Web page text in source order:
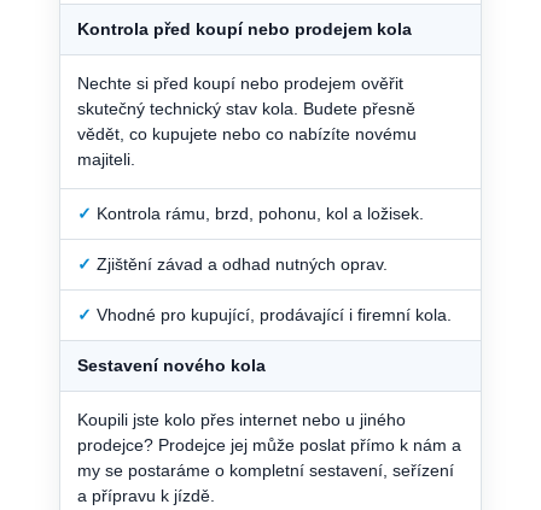
Kontrola před koupí nebo prodejem kola
Nechte si před koupí nebo prodejem ověřit
skutečný technický stav kola. Budete přesně
vědět, co kupujete nebo co nabízíte novému
majiteli.
✓ Kontrola rámu, brzd, pohonu, kol a ložisek.
✓ Zjištění závad a odhad nutných oprav.
✓ Vhodné pro kupující, prodávající i firemní kola.
Sestavení nového kola
Koupili jste kolo přes internet nebo u jiného
prodejce? Prodejce jej může poslat přímo k nám a
my se postaráme o kompletní sestavení, seřízení
a přípravu k jízdě.